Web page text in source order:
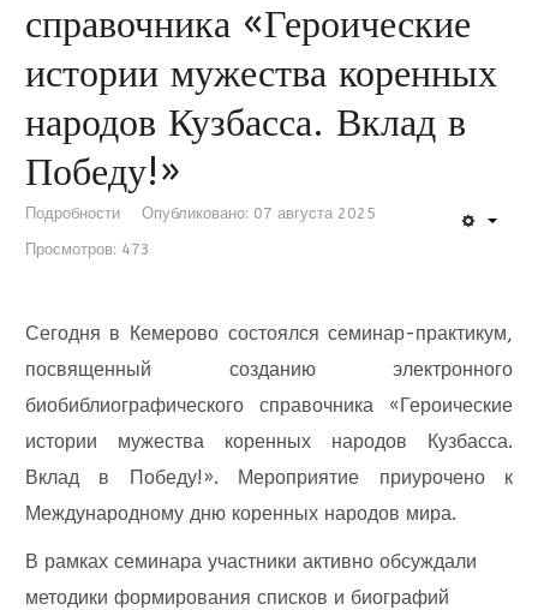
справочника «Героические
истории мужества коренных
народов Кузбасса. Вклад в
Победу!»
Подробности
Опубликовано: 07 августа 2025
Просмотров: 473
Сегодня в Кемерово состоялся семинар-практикум,
посвященный созданию электронного
биобиблиографического справочника «Героические
истории мужества коренных народов Кузбасса.
Вклад в Победу!». Мероприятие приурочено к
Международному дню коренных народов мира.
В рамках семинара участники активно обсуждали
методики формирования списков и биографий